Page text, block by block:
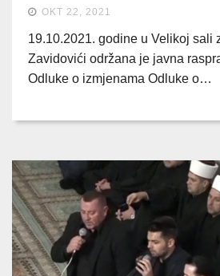
OKT 22, 2021
19.10.2021. godine u Velikoj sali
Zavidovići održana je javna
Odluke o izmjenama Odluke o…